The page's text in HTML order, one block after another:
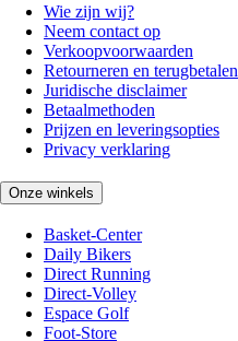
Wie zijn wij?
Neem contact op
Verkoopvoorwaarden
Retourneren en terugbetalen
Juridische disclaimer
Betaalmethoden
Prijzen en leveringsopties
Privacy verklaring
Onze winkels
Basket-Center
Daily Bikers
Direct Running
Direct-Volley
Espace Golf
Foot-Store